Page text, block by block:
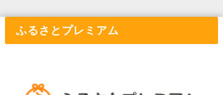
ふるさとプレミアム